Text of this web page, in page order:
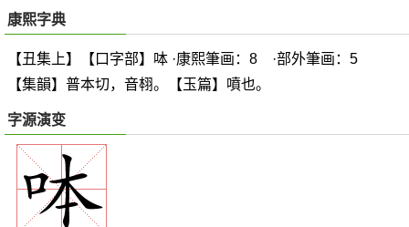
康熙字典
【丑集上】【口字部】呠 ·康熙筆画：8 ·部外筆画：5
【集韻】普本切，音翉。【玉篇】噴也。
字源演变